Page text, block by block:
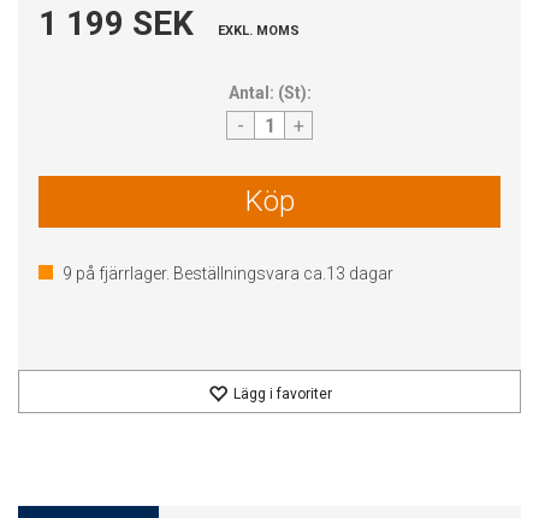
1 199 SEK EXKL. MOMS
Antal: (St):
- +
Köp
9 på fjärrlager. Beställningsvara ca. 13 dagar
Lägg i favoriter